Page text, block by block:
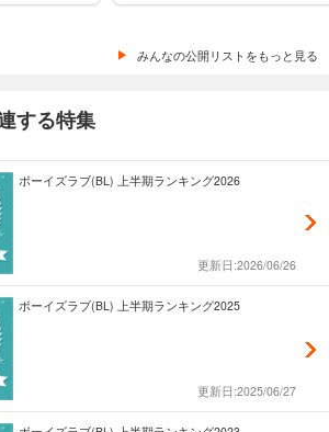
みんなの公開リストをもっと見る
する特集
ボーイズラブ(BL) 上半期ランキング2026
更新日:2026/06/26
ボーイズラブ(BL) 上半期ランキング2025
更新日:2025/06/27